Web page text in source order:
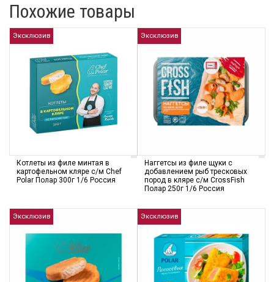
Похожие товары
Эксклюзив
Котлеты из филе минтая в
картофельном кляре с/м Chef
Polar Полар 300г 1/6 Россия
Эксклюзив
Наггетсы из филе щуки с
добавлением рыб тресковых
пород в кляре с/м CrossFish
Полар 250г 1/6 Россия
Эксклюзив Эксклюзив